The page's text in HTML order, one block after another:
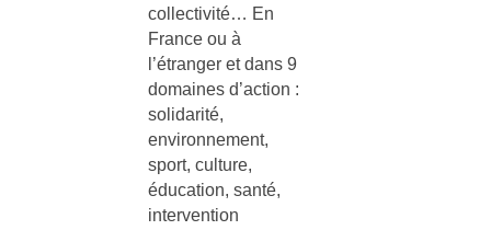
collectivité… En
France ou à
l’étranger et dans 9
domaines d’action :
solidarité,
environnement,
sport, culture,
éducation, santé,
intervention